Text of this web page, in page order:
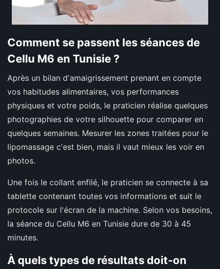
Comment se passent les séances de
Cellu M6 en Tunisie ?
Après un bilan d'amaigrissement prenant en compte
vos habitudes alimentaires, vos performances
physiques et votre poids, le praticien réalise quelques
photographies de votre silhouette pour comparer en
quelques semaines. Mesurer les zones traitées pour le
lipomassage c'est bien, mais il vaut mieux les voir en
photos.
Une fois le collant enfilé, le praticien se connecte à sa
tablette contenant toutes vos informations et suit le
protocole sur l'écran de la machine. Selon vos besoins,
la séance du Cellu M6 en Tunisie dure de 30 à 45
minutes.
À quels types de résultats doit-on